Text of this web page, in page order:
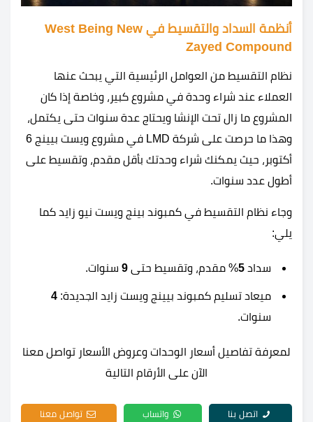
أنظمة السداد والتقسيط في West Being New
Zayed Compound
نظام التقسيط من العوامل الرئيسية التي يبحث عنها
العملاء عند شراء وحدة في مشروع كبير، وخاصة إذا كان
المشروع ما زال تحت الإنشا ويحتاج عدة سنوات حتى يكتمل،
وهذا ما حرصت على شركة LMD في مشروع ويست بيينج 6
أكتوبر، حيث يمكنك شراء وحدتك بأقل مقدم، وتقسيط على
أطول عدد سنوات.
وجاء نظام التقسيط في كمبوند بينج ويست نيو زايد كما
يلي:
سداد 5% مقدم، وتقسيط حتى 9 سنوات.
ميعاد تسليم كمبوند بيينج ويست زايد الجديدة: 4
سنوات.
لمعرفة تفاصيل أسعار الوحدات وعروض الأسعار تواصل معنا
الآن على الأرقام التالية
اتصل بنا واتساب تواصل معنا